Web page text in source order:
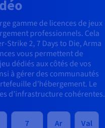
gamme de licences de jeux
professionnels. Cela
Strike 2, 7 Days to Die, Arma
vous permettent de
dédiés aux côtés de vos
à gérer des communautés
d’hébergement. Le
d’infrastructure cohérentes.
7
Ar
Val